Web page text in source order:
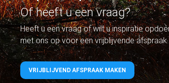
Of heeft u een vraag?
Heeft u een vraag of wilt u inspiratie
met ons op voor een vrijblijvende afspraak.
VRIJBLIJVEND AFSPRAAK MAKEN